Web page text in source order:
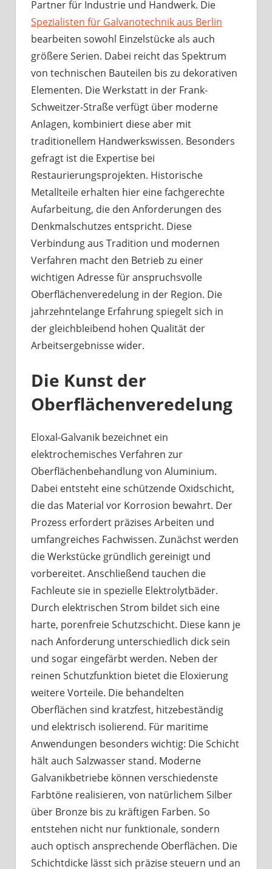
Partner für Industrie und Handwerk. Die
Spezialisten für Galvanotechnik aus Berlin
bearbeiten sowohl Einzelstücke als auch
größere Serien. Dabei reicht das Spektrum
von technischen Bauteilen bis zu dekorativen
Elementen. Die Werkstatt in der Frank-
Schweitzer-Straße verfügt über moderne
Anlagen, kombiniert diese aber mit
traditionellem Handwerkswissen. Besonders
gefragt ist die Expertise bei
Restaurierungsprojekten. Historische
Metallteile erhalten hier eine fachgerechte
Aufarbeitung, die den Anforderungen des
Denkmalschutzes entspricht. Diese
Verbindung aus Tradition und modernen
Verfahren macht den Betrieb zu einer
wichtigen Adresse für anspruchsvolle
Oberflächenveredelung in der Region. Die
jahrzehntelange Erfahrung spiegelt sich in
der gleichbleibend hohen Qualität der
Arbeitsergebnisse wider.
Die Kunst der
Oberflächenveredelung
Eloxal-Galvanik bezeichnet ein
elektrochemisches Verfahren zur
Oberflächenbehandlung von Aluminium.
Dabei entsteht eine schützende Oxidschicht,
die das Material vor Korrosion bewahrt. Der
Prozess erfordert präzises Arbeiten und
umfangreiches Fachwissen. Zunächst werden
die Werkstücke gründlich gereinigt und
vorbereitet. Anschließend tauchen die
Fachleute sie in spezielle Elektrolytbäder.
Durch elektrischen Strom bildet sich eine
harte, porenfreie Schutzschicht. Diese kann je
nach Anforderung unterschiedlich dick sein
und sogar eingefärbt werden. Neben der
reinen Schutzfunktion bietet die Eloxierung
weitere Vorteile. Die behandelten
Oberflächen sind kratzfest, hitzebeständig
und elektrisch isolierend. Für maritime
Anwendungen besonders wichtig: Die Schicht
hält auch Salzwasser stand. Moderne
Galvanikbetriebe können verschiedenste
Farbtöne realisieren, von natürlichem Silber
über Bronze bis zu kräftigen Farben. So
entstehen nicht nur funktionale, sondern
auch optisch ansprechende Oberflächen. Die
Schichtdicke lässt sich präzise steuern und an